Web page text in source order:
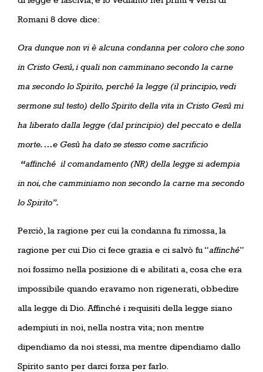
Romani 8 dove dice:
Ora dunque non vi è alcuna condanna per coloro che sono
in Cristo Gesú, i quali non camminano secondo la carne
ma secondo lo Spirito, perché la legge (il principio, vedi
sermone sul testo) dello Spirito della vita in Cristo Gesú mi
ha liberato dalla legge (dal principio) del peccato e della
morte. …e Gesù ha dato se stesso come sacrificio
“affinché il comandamento (NR) della legge si adempia
in noi, che camminiamo non secondo la carne ma secondo
lo Spirito”.
Perciò, la ragione per cui la condanna fu rimossa, la
ragione per cui Dio ci fece grazia e ci salvò fu “affinché”
noi fossimo nella posizione di e abilitati a, cosa che era
impossibile quando eravamo non rigenerati, obbedire
alla legge di Dio. Affinché i requisiti della legge siano
adempiuti in noi, nella nostra vita; non mentre
dipendiamo da noi stessi, ma mentre dipendiamo dallo
Spirito santo per darci forza per farlo.